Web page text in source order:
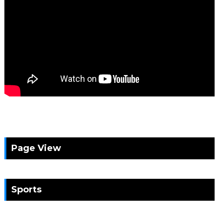
Page View
Sports